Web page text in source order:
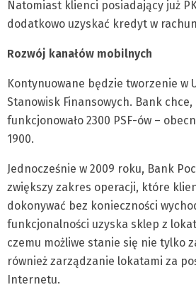
Natomiast klienci posiadający już
dodatkowo uzyskać kredyt w
Rozwój kanałów mobilnych
Kontynuowane będzie tworzenie w
Stanowisk Finansowych. Bank
funkcjonowało 2300 PSF-ów –
1900.
Jednocześnie w 2009 roku, Bank
zwiększy zakres operacji, które
dokonywać bez konieczności
funkcjonalności uzyska sklep z
czemu możliwe stanie się nie tylko
również zarządzanie lokatami za
Internetu.